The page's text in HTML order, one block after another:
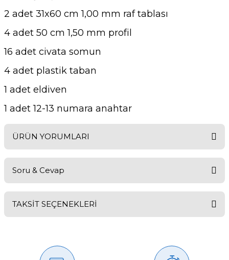
2 adet 31x60 cm 1,00 mm raf tablası
4 adet 50 cm 1,50 mm profil
16 adet civata somun
4 adet plastik taban
1 adet eldiven
1 adet 12-13 numara anahtar
ÜRÜN YORUMLARI
Soru & Cevap
Ürün hakkında henüz soru sorulmamış.
TAKSİT SEÇENEKLERİ